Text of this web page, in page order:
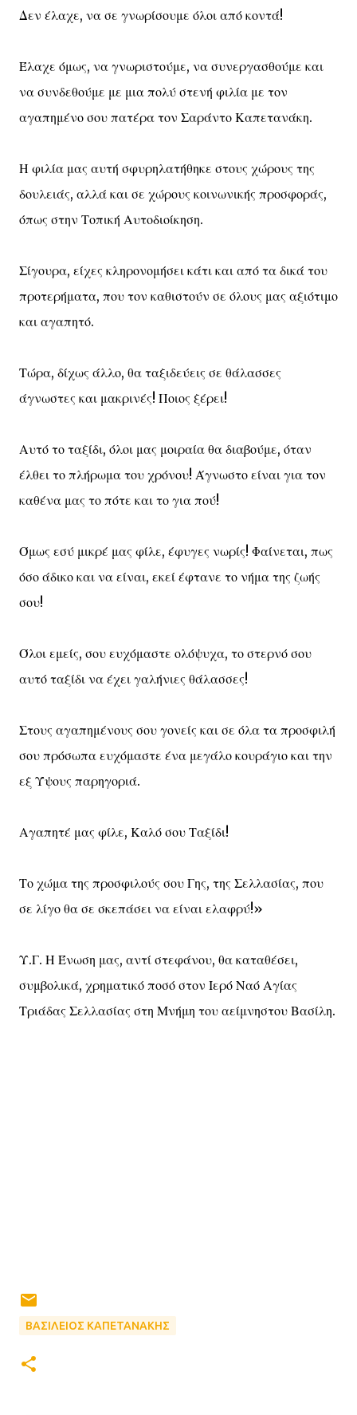
Δεν έλαχε, να σε γνωρίσουμε όλοι από κοντά!
Έλαχε όμως, να γνωριστούμε, να συνεργασθούμε και
να συνδεθούμε με μια πολύ στενή φιλία με τον
αγαπημένο σου πατέρα τον Σαράντο Καπετανάκη.
Η φιλία μας αυτή σφυρηλατήθηκε στους χώρους της
δουλειάς, αλλά και σε χώρους κοινωνικής προσφοράς,
όπως στην Τοπική Αυτοδιοίκηση.
Σίγουρα, είχες κληρονομήσει κάτι και από τα δικά του
προτερήματα, που τον καθιστούν σε όλους μας αξιότιμο
και αγαπητό.
Τώρα, δίχως άλλο, θα ταξιδεύεις σε θάλασσες
άγνωστες και μακρινές! Ποιος ξέρει!
Αυτό το ταξίδι, όλοι μας μοιραία θα διαβούμε, όταν
έλθει το πλήρωμα του χρόνου! Άγνωστο είναι για τον
καθένα μας το πότε και το για πού!
Όμως εσύ μικρέ μας φίλε, έφυγες νωρίς! Φαίνεται, πως
όσο άδικο και να είναι, εκεί έφτανε το νήμα της ζωής
σου!
Όλοι εμείς, σου ευχόμαστε ολόψυχα, το στερνό σου
αυτό ταξίδι να έχει γαλήνιες θάλασσες!
Στους αγαπημένους σου γονείς και σε όλα τα προσφιλή
σου πρόσωπα ευχόμαστε ένα μεγάλο κουράγιο και την
εξ Ύψους παρηγοριά.
Αγαπητέ μας φίλε, Καλό σου Ταξίδι!
Το χώμα της προσφιλούς σου Γης, της Σελλασίας, που
σε λίγο θα σε σκεπάσει να είναι ελαφρύ!»
Υ.Γ. Η Ένωση μας, αντί στεφάνου, θα καταθέσει,
συμβολικά, χρηματικό ποσό στον Ιερό Ναό Αγίας
Τριάδας Σελλασίας στη Μνήμη του αείμνηστου Βασίλη.
ΒΑΣΙΛΕΙΟΣ ΚΑΠΕΤΑΝΑΚΗΣ